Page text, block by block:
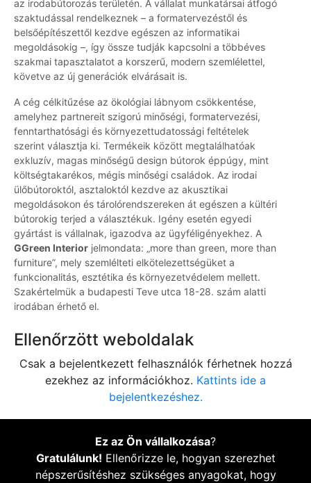
az irodabútorozás területén. A vállalat munkatársai átfogó
szaktudással rendelkeznek – a formatervezéstől és
belsőépítészettől kezdve egészen az informatikai
megoldásokig –, így össze tudják kapcsolni a többéves
szakmai tapasztalatot a korszerű, modern szemlélettel,
követve az új generációk elvárásait is.
A cég célkitűzése az ökológiai lábnyom csökkentése,
amelyhez partnereit szigorú minőségi, formatervezési,
fenntarthatósági és környezettudatossági feltételek
szerint választja ki. Termékeik között megtalálhatóak
exkluzív, magas minőségű design bútorok éppúgy, mint
költségtakarékos, mégis minőségi családok. Az irodai
ülőbútoroktól, asztaloktól kezdve az akusztikai
megoldásokon és tárolórendszereken át egészen a kültéri
bútorokig terjed a választékuk. Igény esetén egyedi
gyártást is vállalnak, igazodva az ügyféligényekhez. A
GGreen Interior jelmondata: „more than green, more than
furniture”, mely szemlélteti elkötelezettségüket a
funkcionalitás, esztétika és környezetvédelem mellett.
Szakértelmük a budapesti Teve utca 18-28. szám alatti
irodában érhető el.
Ellenőrzött weboldalak
Csak a bejelentkezett felhasználók férhetnek hozzá
ezekhez az információkhoz. Kattints ide a
bejelentkezéshez.
Ez az Ön vállalkozása?
Gratulálunk! Ellenőrizze le, hogyan szerezhet
népszerűsítéshez szükséges anyagokat, hogy